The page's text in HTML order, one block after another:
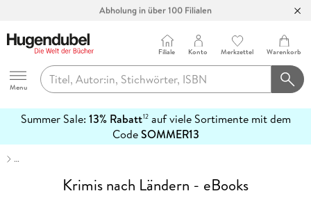
Abholung in über 100 Filialen
Hugendubel
Menu
Filiale Konto Merkzettel Warenkorb
Summer Sale: 13% Rabatt12auf viele Sortimente mit dem
CodeSOMMER13
erfahren
…
Krimis nach Ländern - eBooks